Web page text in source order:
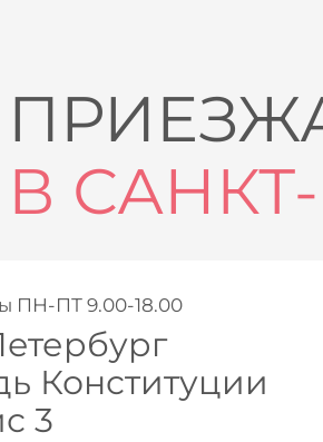
В
ПН-ПТ 9.00-18.00
Конституции
3